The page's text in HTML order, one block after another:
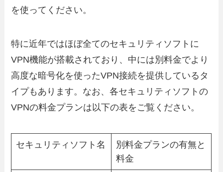
を使ってください。
特に近年ではほぼ全てのセキュリティソフトに
VPN機能が搭載されており、中には別料金でより
高度な暗号化を使ったVPN接続を提供しているタ
イプもあります。なお、各セキュリティソフトの
VPNの料金プランは以下の表をご覧ください。
セキュリティソフト名
別料金プランの有無と
料金